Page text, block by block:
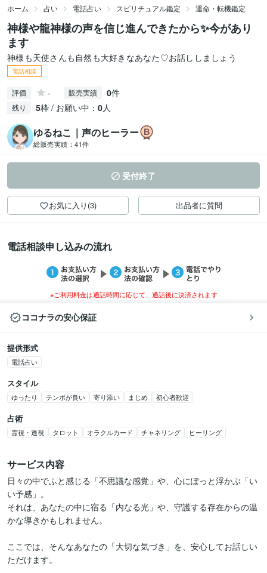
ホーム 占い 電話占い スピリチュアル鑑定 運命・転機鑑定
神様や龍神様の声を信じ進んできたから✨今があり
ます
神様も天使さんも自然も大好きなあなた♡お話ししましょう
電話相談
評価 - 販売実績 0件
残り 5枠 / お願い中： 0人
ゆるねこ｜声のヒーラー
総販売実績： 41件
受付終了
お気に入り(3) 出品者に質問
電話相談申し込みの流れ
※ご利用料金は通話時間に応じて、通話後に決済されます
ココナラの安心保証
提供形式
電話占い
スタイル
ゆったり テンポが良い 寄り添い まじめ 初心者歓迎
占術
霊視・透視 タロット オラクルカード チャネリング ヒーリング
サービス内容
日々の中でふと感じる「不思議な感覚」や、心にぽっと浮かぶ「い
い予感」。
それは、あなたの中に宿る「内なる光」や、守護する存在からの温
かな導きかもしれません。
​ここでは、そんなあなたの「大切な気づき」を、安心してお話しい
ただけます。